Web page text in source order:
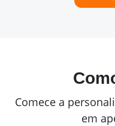
Comece a
em